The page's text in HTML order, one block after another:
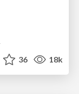
36 18k